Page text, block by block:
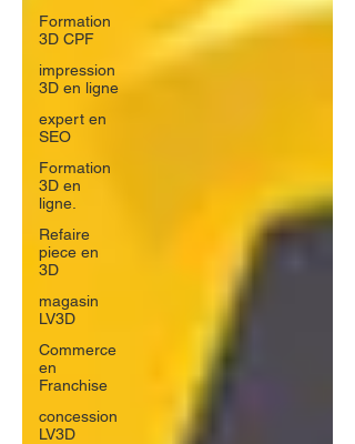
Formation
3D CPF
impression
3D en ligne
expert en
SEO
Formation
3D en
ligne.
Refaire
piece en
3D
magasin
LV3D
Commerce
en
Franchise
concession
LV3D